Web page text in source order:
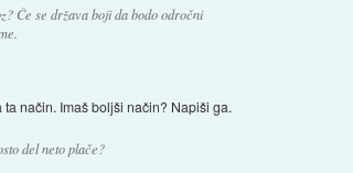
Če se država boji da bodo odročni
način. Imaš boljši način? Napiši ga.
del neto plače?